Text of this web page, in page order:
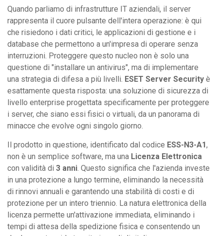
Quando parliamo di infrastrutture IT aziendali, il server
rappresenta il cuore pulsante dell'intera operazione: è qui
che risiedono i dati critici, le applicazioni di gestione e i
database che permettono a un'impresa di operare senza
interruzioni. Proteggere questo nucleo non è solo una
questione di "installare un antivirus", ma di implementare
una strategia di difesa a più livelli. ESET Server Security è
esattamente questa risposta: una soluzione di sicurezza di
livello enterprise progettata specificamente per proteggere
i server, che siano essi fisici o virtuali, da un panorama di
minacce che evolve ogni singolo giorno.
Il prodotto in questione, identificato dal codice ESS-N3-A1,
non è un semplice software, ma una Licenza Elettronica
con validità di 3 anni. Questo significa che l'azienda investe
in una protezione a lungo termine, eliminando la necessità
di rinnovi annuali e garantendo una stabilità di costi e di
protezione per un intero triennio. La natura elettronica della
licenza permette un'attivazione immediata, eliminando i
tempi di attesa della spedizione fisica e consentendo un